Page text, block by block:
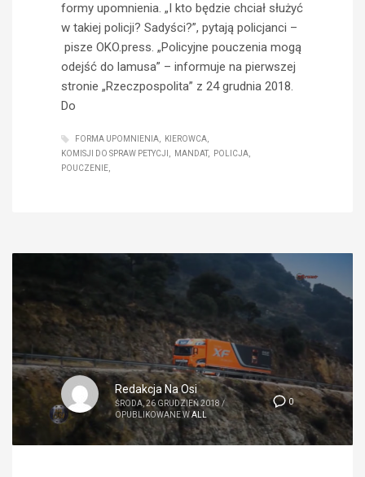
formy upomnienia. „I kto będzie chciał służyć
w takiej policji? Sadyści?”, pytają policjanci –
pisze OKO.press. „Policyjne pouczenia mogą
odejść do lamusa” – informuje na pierwszej
stronie „Rzeczpospolita” z 24 grudnia 2018.
Do
FORMA UPOMNIENIA
KIEROWCA
KOMISJI DO SPRAW PETYCJI
MANDAT
POLICJA
POUCZENIE
0
Redakcja Na Osi
ŚRODA, 26 GRUDZIEŃ 2018/
OPUBLIKOWANE WALL